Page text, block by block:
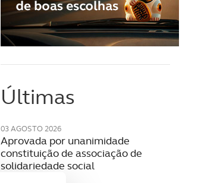
Últimas
03 AGOSTO 2026
Aprovada por unanimidade
constituição de associação de
solidariedade social